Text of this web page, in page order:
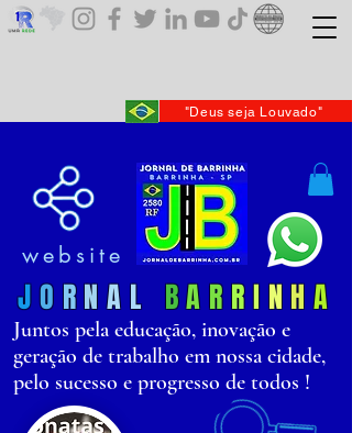
"Deus seja Louvado"
website
JO RNAL BARRI NHA
Juntos pela educação, inovação e
geração de trabalho em nossa cidade,
pelo sucesso e progresso de todos !